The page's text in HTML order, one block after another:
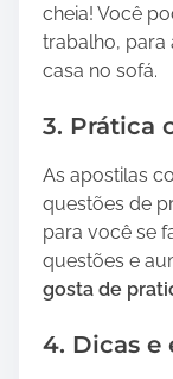
cheia! Você
trabalho, para
casa no sofá.
3. Prática
As apostilas
questões de
para você se
questões e
gosta de
4. Dicas e